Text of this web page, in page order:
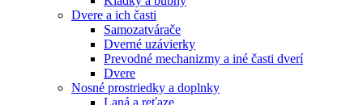
Dvere a ich časti
Samozatvárače
Dverné uzávierky
Prevodné mechanizmy a iné časti dverí
Dvere
Nosné prostriedky a doplnky
Laná a reťaze